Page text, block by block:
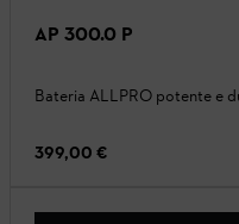
AP 300.0 P
Bateria ALLPRO potente e
399,00 €